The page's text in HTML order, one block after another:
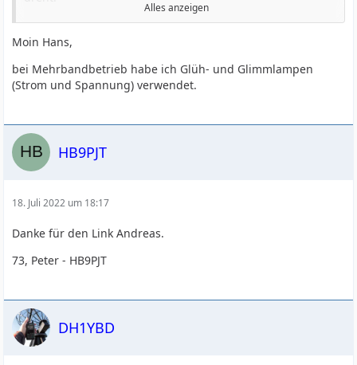
Ansonsten herzlichen Dank für die vielen Anregungen,
ich bin in einem Buch von Alfred Klüß auf die
von Hühnerleitern gestoßen. Auch om Annecke hat mal in
Wenn ich solche Birnen im Kfz-Handel finde, werde ich
das mal nachbauen und ausprobieren.
Alles anzeigen
Moin Hans,
bei Mehrbandbetrieb habe ich Glüh- und Glimmlampen
(Strom und Spannung) verwendet.
HB9PJT
18. Juli 2022 um 18:17
Danke für den Link Andreas.
73, Peter - HB9PJT
DH1YBD